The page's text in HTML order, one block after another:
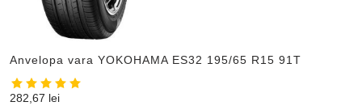
Anvelopa vara YOKOHAMA ES32 195/65 R15 91T
282,67 lei